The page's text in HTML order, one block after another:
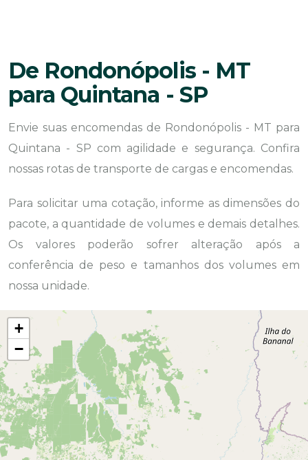
De Rondonópolis - MT
para Quintana - SP
Envie suas encomendas de Rondonópolis - MT para
Quintana - SP com agilidade e segurança. Confira
nossas rotas de transporte de cargas e encomendas.
Para solicitar uma cotação, informe as dimensões do
pacote, a quantidade de volumes e demais detalhes.
Os valores poderão sofrer alteração após a
conferência de peso e tamanhos dos volumes em
nossa unidade.
+
−